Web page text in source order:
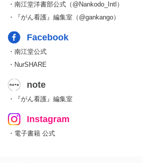
・南江堂洋書部公式（@Nankodo_Intl）
・『がん看護』編集室（@gankango）
Facebook
・南江堂公式
・NurSHARE
note
・『がん看護』編集室
Instagram
・電子書籍 公式